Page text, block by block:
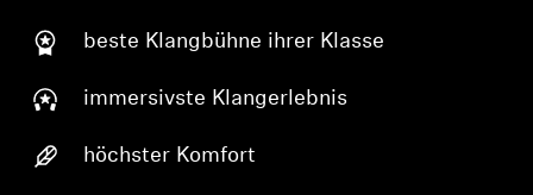
beste Klangbühne ihrer Klasse
immersivste Klangerlebnis
höchster Komfort